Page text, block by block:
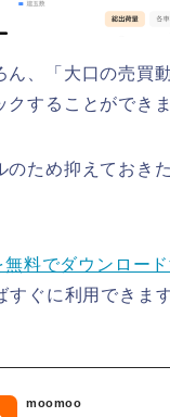
ん、「大口の売買
クすることができま
のため抑えておき
無料でダウンロー
ぐに利用できま
moomoo